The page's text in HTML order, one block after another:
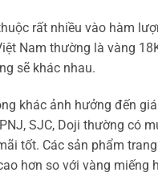
rất nhiều vào hàm
Nam thường là vàng
sẽ khác nhau.
khác ảnh hưởng đến
SJC, Doji thường có
tốt. Các sản phẩm
hơn so với vàng miếng